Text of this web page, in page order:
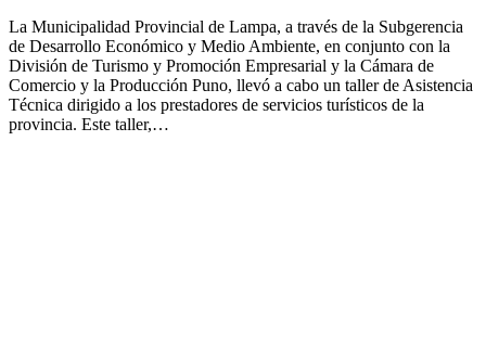
La Municipalidad Provincial de Lampa, a través de la Subgerencia
de Desarrollo Económico y Medio Ambiente, en conjunto con la
División de Turismo y Promoción Empresarial y la Cámara de
Comercio y la Producción Puno, llevó a cabo un taller de Asistencia
Técnica dirigido a los prestadores de servicios turísticos de la
provincia. Este taller,…